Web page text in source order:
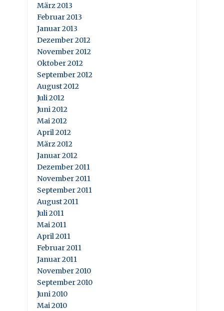
März 2013
Februar 2013
Januar 2013
Dezember 2012
November 2012
Oktober 2012
September 2012
August 2012
Juli 2012
Juni 2012
Mai 2012
April 2012
März 2012
Januar 2012
Dezember 2011
November 2011
September 2011
August 2011
Juli 2011
Mai 2011
April 2011
Februar 2011
Januar 2011
November 2010
September 2010
Juni 2010
Mai 2010